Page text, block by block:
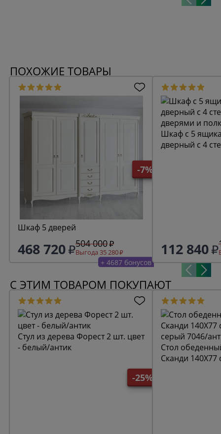
ПОХОЖИЕ ТОВАРЫ
-7%
Шкаф 5 дверей
468 720 504 000
Выгода 35 280
+ 4687 бонусов
Шкаф c 5
дверный с 4
112 840
С ЭТИМ ТОВАРОМ ПОКУПАЮТ
-25%
Стул из дерева Форест 2 шт. цвет
- белый/антик
Стол
Сканди 140Х77